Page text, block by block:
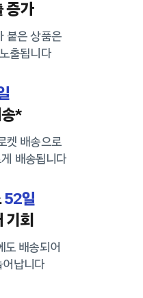
증가
붙은 상품은
출됩니다
*
켓 배송으로
배송됩니다
52일
기회
도 배송되어
어납니다